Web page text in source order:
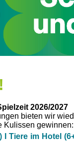
2026/2027
bieten wir
Kulissen gewinnen:
I Tiere im Hotel